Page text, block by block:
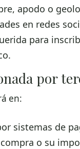
apodo o
en redes
para
por
en:
sistemas de
o su